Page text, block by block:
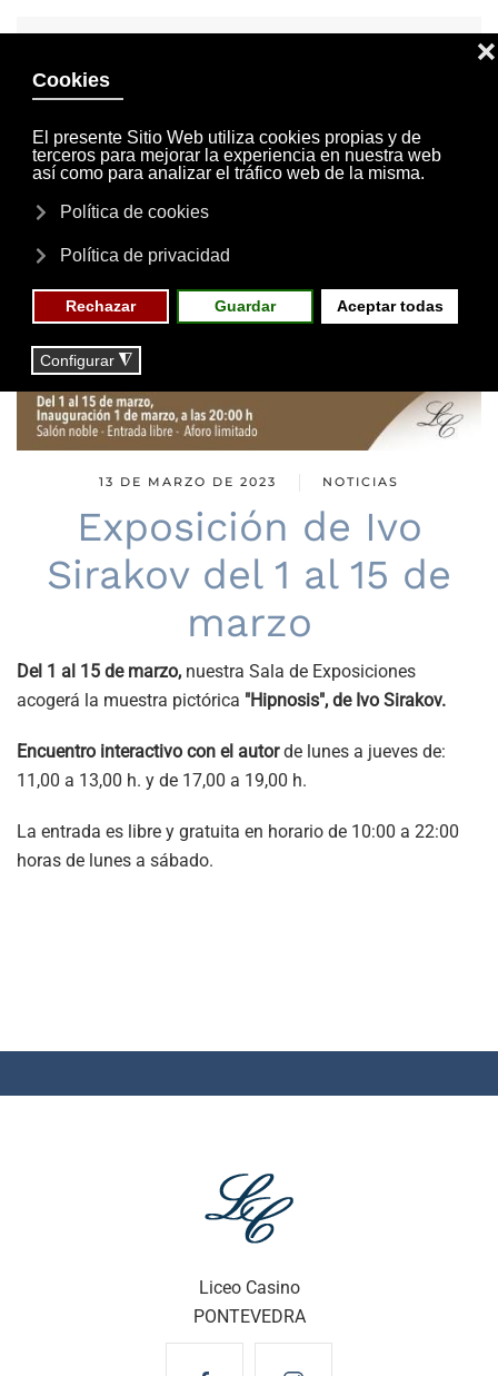
INVITACIONES
MI CUENTA
13 DE MARZO DE 2023 NOTICIAS
Exposición de Ivo
Sirakov del 1 al 15 de
marzo
Del 1 al 15 de marzo, nuestra Sala de Exposiciones
acogerá la muestra pictórica "Hipnosis", de Ivo Sirakov.
Encuentro interactivo con el autorde lunes a jueves de:
11,00 a 13,00 h. y de 17,00 a 19,00 h.
La entrada es libre y gratuita en horario de 10:00 a 22:00
horas de lunes a sábado.
Liceo Casino
PONTEVEDRA